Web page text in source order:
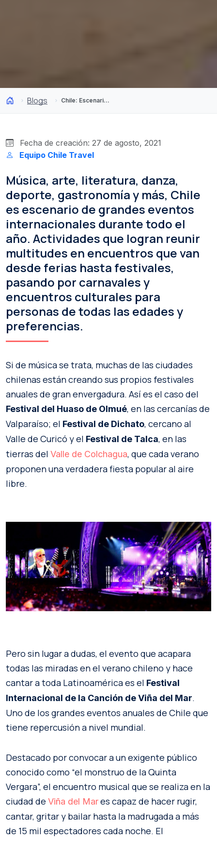
Blogs Chile: Escenario de grandes eventos internacionales
Fecha de creación: 27 de agosto, 2021
Equipo Chile Travel
Música, arte, literatura, danza,
deporte, gastronomía y más, Chile
es escenario de grandes eventos
internacionales durante todo el
año. Actividades que logran reunir
multitudes en encuentros que van
desde ferias hasta festivales,
pasando por carnavales y
encuentros culturales para
personas de todas las edades y
preferencias.
Si de música se trata, muchas de las ciudades
chilenas están creando sus propios festivales
anuales de gran envergadura. Así es el caso del
Festival del Huaso de Olmué, en las cercanías de
Valparaíso; el Festival de Dichato, cercano al
Valle de Curicó y el Festival de Talca, en las
tierras del Valle de Colchagua, que cada verano
proponen una verdadera fiesta popular al aire
libre.
Pero sin lugar a dudas, el evento que acapara
todas las miradas en el verano chileno y hace
cantar a toda Latinoamérica es el Festival
Internacional de la Canción de Viña del Mar.
Uno de los grandes eventos anuales de Chile que
tiene repercusión a nivel mundial.
Destacado por convocar a un exigente público
conocido como “el monstruo de la Quinta
Vergara”, el encuentro musical que se realiza en la
ciudad de Viña del Mares capaz de hacer rugir,
cantar, gritar y bailar hasta la madrugada a más
de 15 mil espectadores cada noche. El